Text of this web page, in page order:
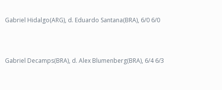
Gabriel Hidalgo(ARG), d. Eduardo Santana(BRA), 6/0 6/0
Gabriel Decamps(BRA), d. Alex Blumenberg(BRA), 6/4 6/3